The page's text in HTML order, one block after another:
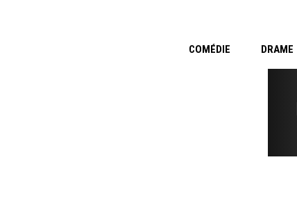
COMÉDIE DRAME